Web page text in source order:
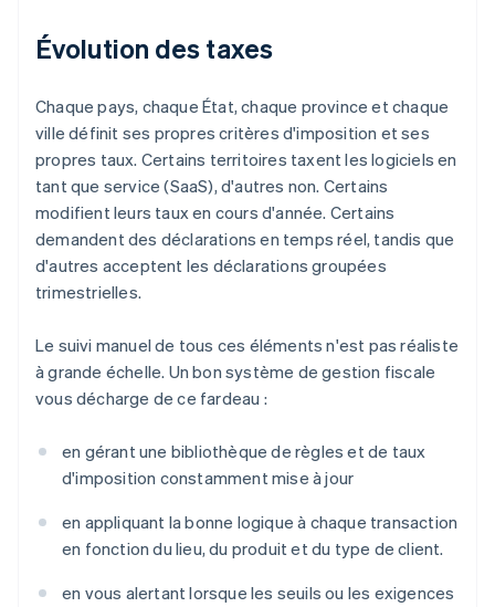
Évolution des taxes
Chaque pays, chaque État, chaque province et chaque
ville définit ses propres critères d'imposition et ses
propres taux. Certains territoires taxent les logiciels en
tant que service (SaaS), d'autres non. Certains
modifient leurs taux en cours d'année. Certains
demandent des déclarations en temps réel, tandis que
d'autres acceptent les déclarations groupées
trimestrielles.
Le suivi manuel de tous ces éléments n'est pas réaliste
à grande échelle. Un bon système de gestion fiscale
vous décharge de ce fardeau :
en gérant une bibliothèque de règles et de taux
d'imposition constamment mise à jour
en appliquant la bonne logique à chaque transaction
en fonction du lieu, du produit et du type de client.
en vous alertant lorsque les seuils ou les exigences